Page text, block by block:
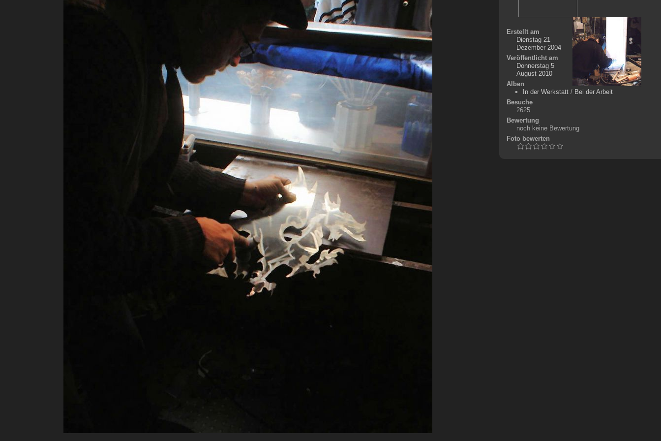
Erstellt am
Dienstag 21
Dezember 2004
Veröffentlicht am
Donnerstag 5
August 2010
Alben
In der Werkstatt/ Bei der Arbeit
Besuche
2625
Bewertung
noch keine Bewertung
Foto bewerten